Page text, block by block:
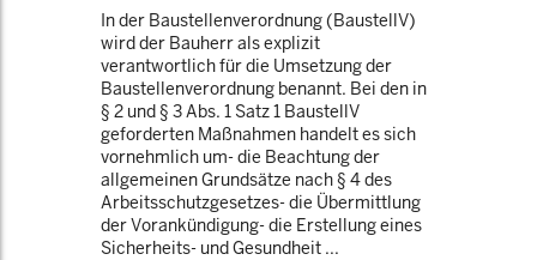
In der Baustellenverordnung (BaustellV)
wird der Bauherr als explizit
verantwortlich für die Umsetzung der
Baustellenverordnung benannt. Bei den in
§ 2 und § 3 Abs. 1 Satz 1 BaustellV
geforderten Maßnahmen handelt es sich
vornehmlich um- die Beachtung der
allgemeinen Grundsätze nach § 4 des
Arbeitsschutzgesetzes- die Übermittlung
der Vorankündigung- die Erstellung eines
Sicherheits- und Gesundheit ...